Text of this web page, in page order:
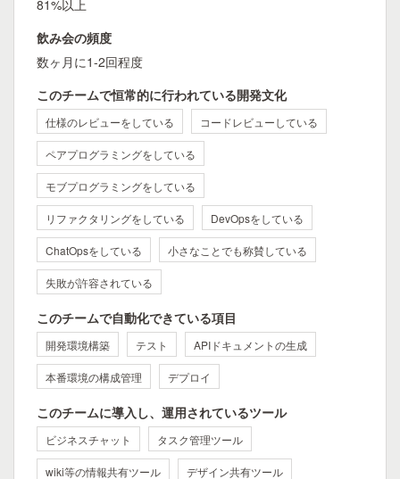
81%以上
飲み会の頻度
数ヶ月に1-2回程度
このチームで恒常的に行われている開発文化
仕様のレビューをしている コードレビューしている
ペアプログラミングをしている
モブプログラミングをしている
リファクタリングをしている DevOpsをしている
ChatOpsをしている 小さなことでも称賛している
失敗が許容されている
このチームで自動化できている項目
開発環境構築 テスト APIドキュメントの生成
本番環境の構成管理 デプロイ
このチームに導入し、運用されているツール
ビジネスチャット タスク管理ツール
wiki等の情報共有ツール デザイン共有ツール